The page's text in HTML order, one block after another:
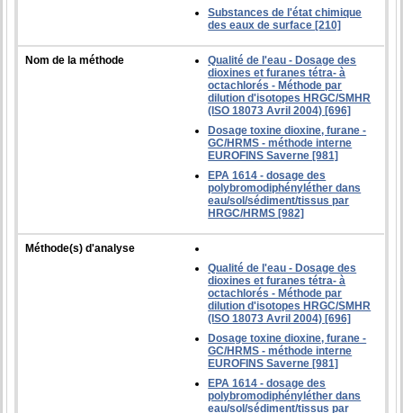
Substances de l'état chimique
des eaux de surface [210]
Nom de la méthode
Qualité de l'eau - Dosage des
dioxines et furanes tétra- à
octachlorés - Méthode par
dilution d'isotopes HRGC/SMHR
(ISO 18073 Avril 2004) [696]
Dosage toxine dioxine, furane -
GC/HRMS - méthode interne
EUROFINS Saverne [981]
EPA 1614 - dosage des
polybromodiphényléther dans
eau/sol/sédiment/tissus par
HRGC/HRMS [982]
Méthode(s) d'analyse
Qualité de l'eau - Dosage des
dioxines et furanes tétra- à
octachlorés - Méthode par
dilution d'isotopes HRGC/SMHR
(ISO 18073 Avril 2004) [696]
Dosage toxine dioxine, furane -
GC/HRMS - méthode interne
EUROFINS Saverne [981]
EPA 1614 - dosage des
polybromodiphényléther dans
eau/sol/sédiment/tissus par